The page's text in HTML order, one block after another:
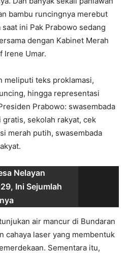
bambu runcingnya merebut
ini Pak Prabowo sedang
dengan Kabinet Merah
Irene Umar.
meliputi teks proklamasi,
hingga representasi
Prabowo: swasembada
gratis, sekolah rakyat, cek
merah putih, swasembada
Nelayan
Ini Sejumlah
air mancur di Bundaran
cahaya laser yang membentuk
Sementara itu,